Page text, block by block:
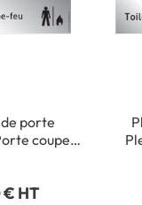
porte
coupe-
€ HT